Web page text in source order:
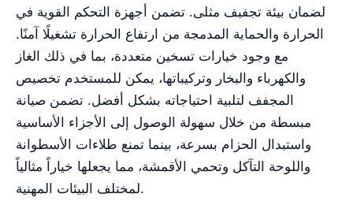
لضمان بيئة تجفيف مثلى. تضمن أجهزة التحكم القوية في
الحرارة والحماية المدمجة من ارتفاع الحرارة تشغيلًا آمنًا.
مع وجود خيارات تسخين متعددة، بما في ذلك الغاز
والكهرباء والبخار وتركيباتها، يمكن للمستخدم تخصيص
المجفف لتلبية احتياجاته بشكل أفضل. تضمن صيانة
مبسطة من خلال سهولة الوصول إلى الأجزاء الأساسية
واستبدال الحزام بسرعة، بينما تمنع طلاءات الأسطوانة
واللوحة التآكل وتحمي الأقمشة، مما يجعلها خياراً مثالياً
لمختلف البيئات المهنية.